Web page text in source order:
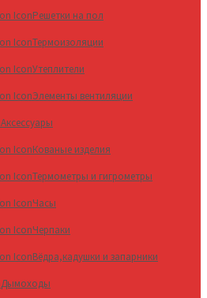
Решетки на пол
Термоизоляции
Утеплители
Элементы вентиляции
Аксессуары
Кованые изделия
Термометры и гигрометры
Часы
Черпаки
Вёдра,кадушки и запарники
Дымоходы